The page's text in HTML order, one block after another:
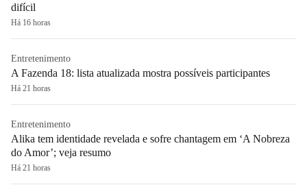
difícil
Há 16 horas
Entretenimento
A Fazenda 18: lista atualizada mostra possíveis participantes
Há 21 horas
Entretenimento
Alika tem identidade revelada e sofre chantagem em ‘A Nobreza
do Amor’; veja resumo
Há 21 horas